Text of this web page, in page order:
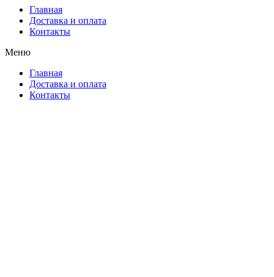
Главная
Доставка и оплата
Контакты
Меню
Главная
Доставка и оплата
Контакты